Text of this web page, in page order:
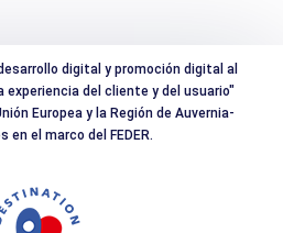
digital y promoción digital al
experiencia del cliente y del usuario"
Europea y la Región de Auvernia-
en el marco del FEDER.